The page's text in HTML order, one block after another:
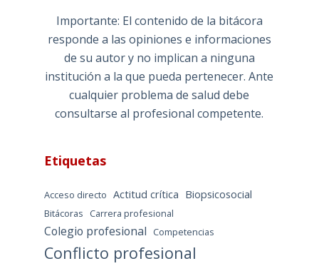
Importante: El contenido de la bitácora
responde a las opiniones e informaciones
de su autor y no implican a ninguna
institución a la que pueda pertenecer. Ante
cualquier problema de salud debe
consultarse al profesional competente.
Etiquetas
Acceso directo Actitud crítica Biopsicosocial
Bitácoras Carrera profesional
Colegio profesional Competencias
Conflicto profesional